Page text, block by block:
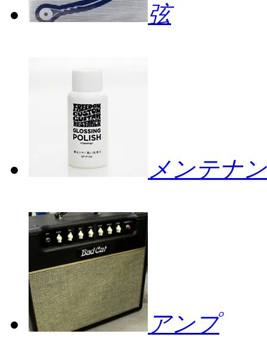
弦
メンテナ
アンプ